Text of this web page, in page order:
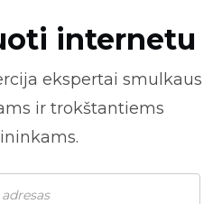
internetu
ekspertai smulkaus
ir trokštantiems